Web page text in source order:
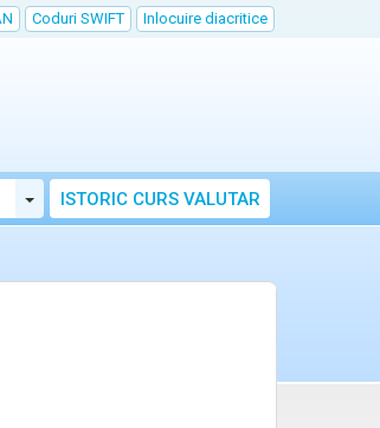
Coduri SWIFT Inlocuire diacritice
Toggle Dropdown
ISTORIC CURS VALUTAR